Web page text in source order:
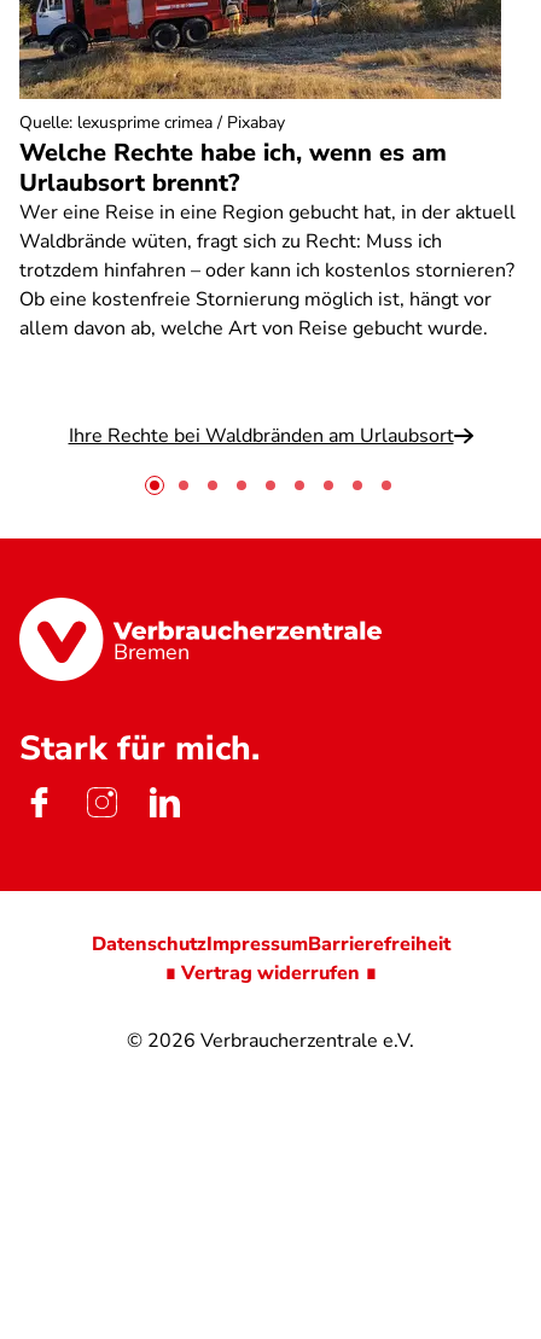
Welche Rechte habe ich, wenn es am
Urlaubsort brennt?
Wer eine Reise in eine Region gebucht hat, in der aktuell
Waldbrände wüten, fragt sich zu Recht: Muss ich
trotzdem hinfahren – oder kann ich kostenlos stornieren?
Ob eine kostenfreie Stornierung möglich ist, hängt vor
allem davon ab, welche Art von Reise gebucht wurde.
Ihre Rechte bei Waldbränden am Urlaubsort
Quelle: lexusprime crimea / Pixabay
Bremen
Stark für mich.
© 2026 Verbraucherzentrale e.V.
DatenschutzImpressumBarrierefreiheit
∎ Vertrag widerrufen ∎